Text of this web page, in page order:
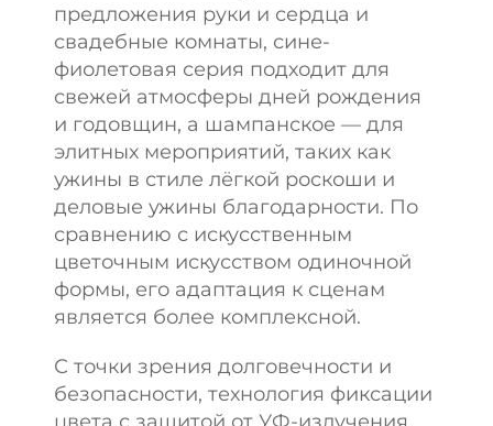
предложения руки и сердца и
свадебные комнаты, сине-
фиолетовая серия подходит для
свежей атмосферы дней рождения
и годовщин, а шампанское — для
элитных мероприятий, таких как
ужины в стиле лёгкой роскоши и
деловые ужины благодарности. По
сравнению с искусственным
цветочным искусством одиночной
формы, его адаптация к сценам
является более комплексной.
С точки зрения долговечности и
безопасности, технология фиксации